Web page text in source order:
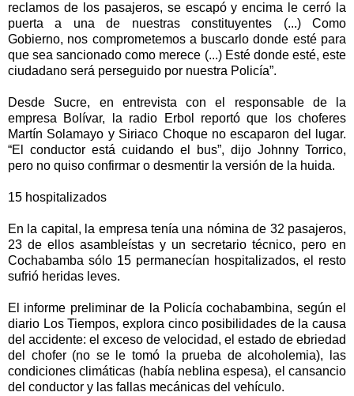
reclamos de los pasajeros, se escapó y encima le cerró la
puerta a una de nuestras constituyentes (...) Como
Gobierno, nos comprometemos a buscarlo donde esté para
que sea sancionado como merece (...) Esté donde esté, este
ciudadano será perseguido por nuestra Policía”.
Desde Sucre, en entrevista con el responsable de la
empresa Bolívar, la radio Erbol reportó que los choferes
Martín Solamayo y Siriaco Choque no escaparon del lugar.
“El conductor está cuidando el bus”, dijo Johnny Torrico,
pero no quiso confirmar o desmentir la versión de la huida.
15 hospitalizados
En la capital, la empresa tenía una nómina de 32 pasajeros,
23 de ellos asambleístas y un secretario técnico, pero en
Cochabamba sólo 15 permanecían hospitalizados, el resto
sufrió heridas leves.
El informe preliminar de la Policía cochabambina, según el
diario Los Tiempos, explora cinco posibilidades de la causa
del accidente: el exceso de velocidad, el estado de ebriedad
del chofer (no se le tomó la prueba de alcoholemia), las
condiciones climáticas (había neblina espesa), el cansancio
del conductor y las fallas mecánicas del vehículo.